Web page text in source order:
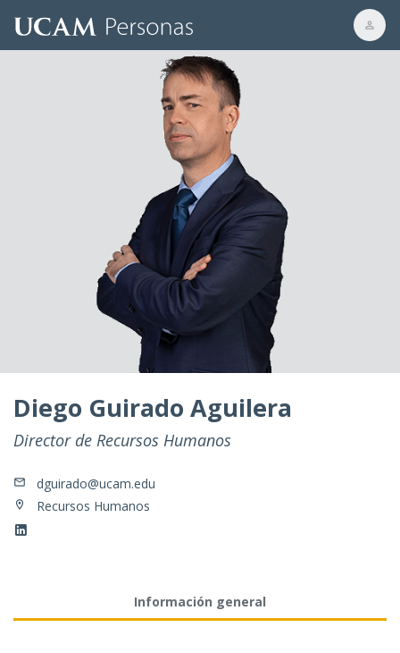
Diego Guirado Aguilera
Director de Recursos Humanos
dguirado@ucam.edu
Recursos Humanos
Información general